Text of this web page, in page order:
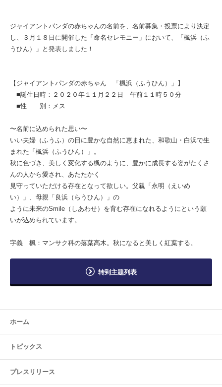
ジャイアントパンダの赤ちゃんの名前を、名前募集・投票により決定
し、３月１８日に開催した「命名セレモニー」において、「楓浜（ふ
うひん）」と発表しました！
【ジャイアントパンダの赤ちゃん 「楓浜（ふうひん）」】
■誕生日時：２０２０年１１月２２日 午前１１時５０分
■性 別：メス
〜名前に込められた思い〜
いい夫婦（ふうふ）の日に豊かな自然に恵まれた、和歌山・白浜で生
まれた「楓浜（ふうひん）」。
秋に色づき、美しく変化する楓のように、豊かに成長する姿がたくさ
んの人から愛され、あたたかく
見守っていただける存在となって欲しい。父親「永明（えいめ
い）」、母親「良浜（らうひん）」の
ように未来のSmile（しあわせ）を育む存在になれるようにという願
いが込められています。
字義 楓：マンサク科の落葉高木。秋になると美しく紅葉する。
转到主题列表
ホーム
トピックス
プレスリリース